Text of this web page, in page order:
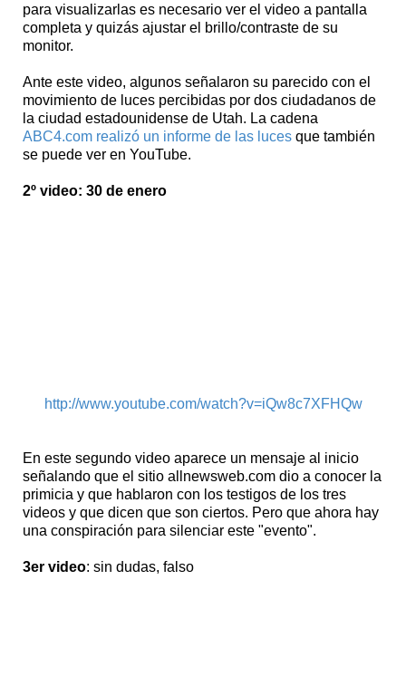
para visualizarlas es necesario ver el video a pantalla
completa y quizás ajustar el brillo/contraste de su
monitor.
Ante este video, algunos señalaron su parecido con el
movimiento de luces percibidas por dos ciudadanos de
la ciudad estadounidense de Utah. La cadena
ABC4.com realizó un informe de las luces que también
se puede ver en YouTube.
2º video: 30 de enero
http://www.youtube.com/watch?v=iQw8c7XFHQw
En este segundo video aparece un mensaje al inicio
señalando que el sitio allnewsweb.com dio a conocer la
primicia y que hablaron con los testigos de los tres
videos y que dicen que son ciertos. Pero que ahora hay
una conspiración para silenciar este "evento".
3er video: sin dudas, falso